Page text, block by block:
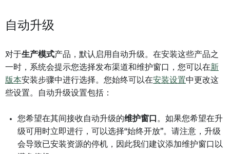
自动升级
对于生产模式产品，默认启用自动升级。在安装这些产品之
一时，系统会提示您选择发布渠道和维护窗口，您可以在新
版本安装步骤中进行选择。您始终可以在安装设置中更改这
些设置。自动升级设置包括：
您希望在其间接收自动升级的维护窗口 。如果您希望在升
级可用时立即进行，可以选择“始终开放”。请注意，升级
会导致已安装资源的停机，因此我们建议添加维护窗口以